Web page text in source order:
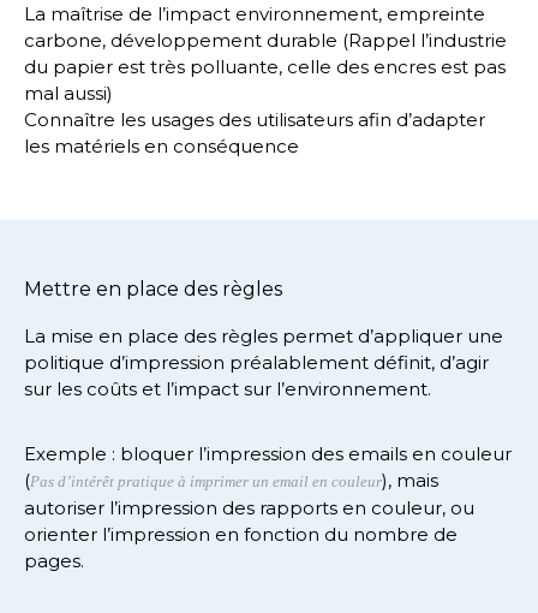
La maîtrise de l’impact environnement, empreinte
carbone, développement durable (Rappel l’industrie
du papier est très polluante, celle des encres est pas
mal aussi)
Connaître les usages des utilisateurs afin d’adapter
les matériels en conséquence
Mettre en place des règles
La mise en place des règles permet d’appliquer une
politique d’impression préalablement définit, d’agir
sur les coûts et l’impact sur l’environnement.
Exemple : bloquer l’impression des emails en couleur
(Pas d’intérêt pratique à imprimer un email en couleur), mais
autoriser l’impression des rapports en couleur, ou
orienter l’impression en fonction du nombre de
pages.